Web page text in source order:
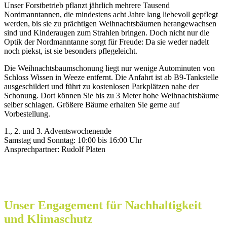
Unser Forstbetrieb pflanzt jährlich mehrere Tausend
Nordmanntannen, die mindestens acht Jahre lang liebevoll gepflegt
werden, bis sie zu prächtigen Weihnachtsbäumen herangewachsen
sind und Kinderaugen zum Strahlen bringen. Doch nicht nur die
Optik der Nordmanntanne sorgt für Freude: Da sie weder nadelt
noch piekst, ist sie besonders pflegeleicht.
Die Weihnachtsbaumschonung liegt nur wenige Autominuten von
Schloss Wissen in Weeze entfernt. Die Anfahrt ist ab B9-Tankstelle
ausgeschildert und führt zu kostenlosen Parkplätzen nahe der
Schonung. Dort können Sie bis zu 3 Meter hohe Weihnachtsbäume
selber schlagen. Größere Bäume erhalten Sie gerne auf
Vorbestellung.
1., 2. und 3. Adventswochenende
Samstag und Sonntag: 10:00 bis 16:00 Uhr
Ansprechpartner: Rudolf Platen
Unser Engagement für Nachhaltigkeit
und Klimaschutz